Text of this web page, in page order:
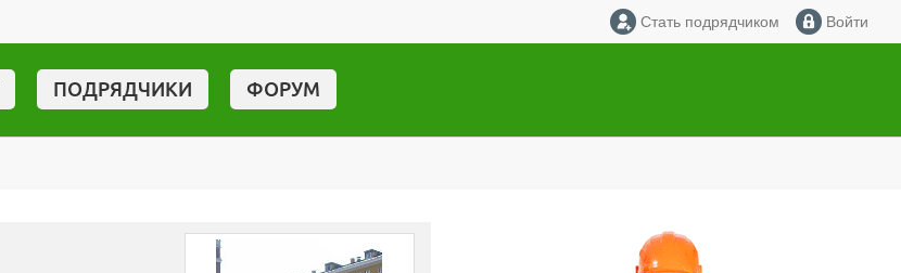
Стать подрядчиком Войти
ПОДРЯДЧИКИ ФОРУМ